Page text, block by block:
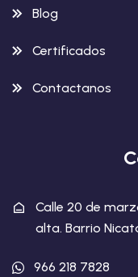
Blog
Certificados
Contactanos
Calle 20 de
alta. Barrio
966 218 7828